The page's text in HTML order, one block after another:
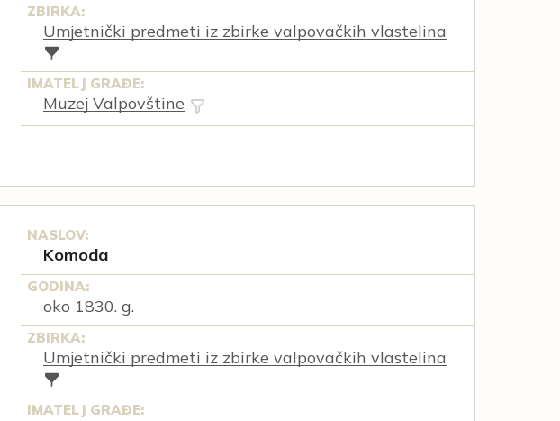
ZBIRKA:
Umjetnički predmeti iz zbirke valpovačkih vlastelina
IMATELJ GRAĐE:
Muzej Valpovštine
NASLOV:
Komoda
GODINA:
oko 1830. g.
ZBIRKA:
Umjetnički predmeti iz zbirke valpovačkih vlastelina
IMATELJ GRAĐE: